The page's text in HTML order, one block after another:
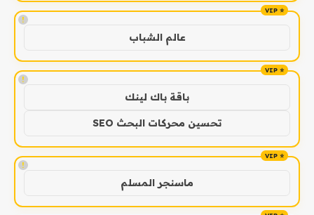
!
عالم الشباب
!
باقة باك لينك
تحسين محركات البحث SEO
!
ماسنجر المسلم